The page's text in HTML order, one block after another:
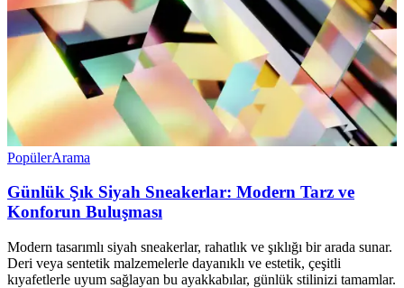
PopülerArama
Günlük Şık Siyah Sneakerlar: Modern Tarz ve
Konforun Buluşması
Modern tasarımlı siyah sneakerlar, rahatlık ve şıklığı bir arada sunar.
Deri veya sentetik malzemelerle dayanıklı ve estetik, çeşitli
kıyafetlerle uyum sağlayan bu ayakkabılar, günlük stilinizi tamamlar.